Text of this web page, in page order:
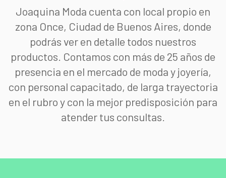
Joaquina Moda cuenta con local propio en
zona Once, Ciudad de Buenos Aires, donde
podrás ver en detalle todos nuestros
productos. Contamos con más de 25 años de
presencia en el mercado de moda y joyería,
con personal capacitado, de larga trayectoria
en el rubro y con la mejor predisposición para
atender tus consultas.